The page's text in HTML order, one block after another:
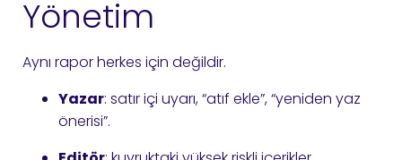
Yönetim
Aynı rapor herkes için değildir.
Yazar: satır içi uyarı, “atıf ekle”, “yeniden yaz
önerisi”.